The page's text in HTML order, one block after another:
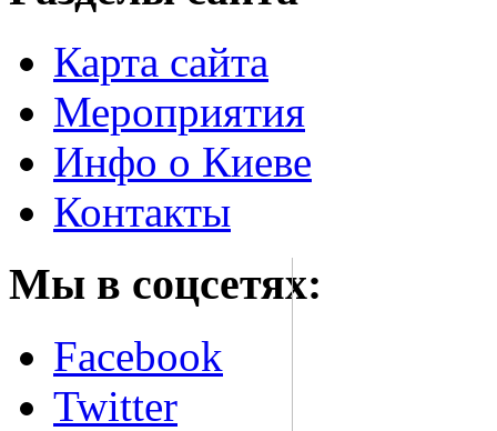
Карта сайта
Мероприятия
Инфо о Киеве
Контакты
Мы в соцсетях:
Facebook
Twitter